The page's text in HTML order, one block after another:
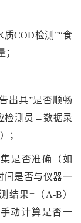
质COD检测”“食
出具”是否顺畅
检测员→数据录
；
是否准确（如
间是否与仪器一
结果=（A-B）
动计算是否一